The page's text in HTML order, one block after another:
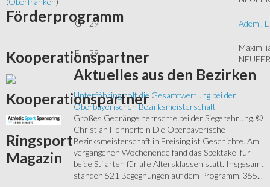
G 29 Ademi,
F 29
Aktuelles aus den Bezirken
Unterföhring holt die Gesamtwertung bei der
Oberbayerischen Bezirksmeisterschaft
Großes Gedränge herrschte bei der Siegerehrung. ©
Christian Hennerfein Die Oberbayerische
Bezirksmeisterschaft in Freising ist Geschichte. Am
vergangenen Wochenende fand das Spektakel für
beide Stilarten für alle Altersklassen statt. Insgesamt
standen 521 Begegnungen auf dem Programm. 355...
Förderprogramm
Kooperationspartner
Kooperationspartner
Ringsport
Magazin